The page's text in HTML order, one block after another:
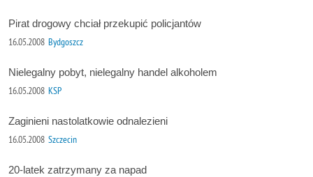
Pirat drogowy chciał przekupić policjantów
16.05.2008 Bydgoszcz
Nielegalny pobyt, nielegalny handel alkoholem
16.05.2008 KSP
Zaginieni nastolatkowie odnalezieni
16.05.2008 Szczecin
20-latek zatrzymany za napad